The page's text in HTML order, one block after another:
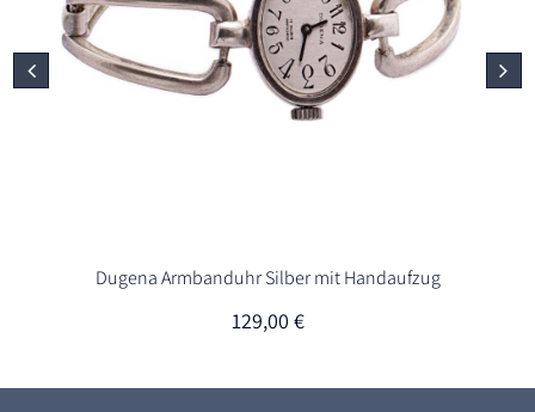
Dugena Armbanduhr Silber mit Handaufzug
129,00 €